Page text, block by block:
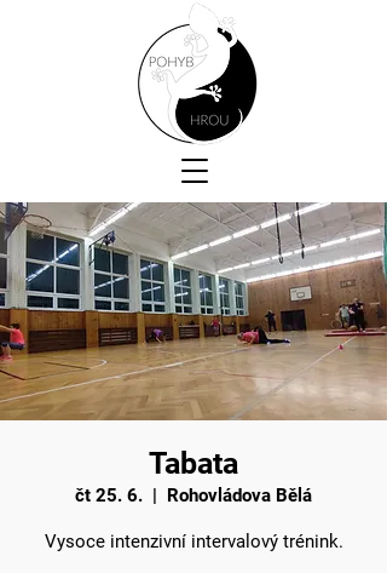
Tabata
čt 25. 6.
  |
Rohovládova Bělá
Vysoce intenzivní intervalový trénink.